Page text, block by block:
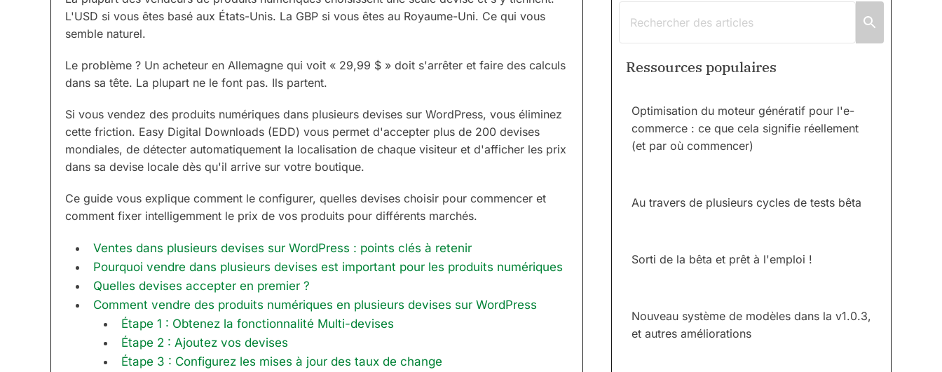
L'USD si vous êtes basé aux États-Unis. La GBP si vous êtes au Royaume-Uni. Ce qui vous
semble naturel.
Le problème ? Un acheteur en Allemagne qui voit « 29,99 $ » doit s'arrêter et faire des calculs
dans sa tête. La plupart ne le font pas. Ils partent.
Si vous vendez des produits numériques dans plusieurs devises sur WordPress, vous éliminez
cette friction. Easy Digital Downloads (EDD) vous permet d'accepter plus de 200 devises
mondiales, de détecter automatiquement la localisation de chaque visiteur et d'afficher les prix
dans sa devise locale dès qu'il arrive sur votre boutique.
Ce guide vous explique comment le configurer, quelles devises choisir pour commencer et
comment fixer intelligemment le prix de vos produits pour différents marchés.
Ventes dans plusieurs devises sur WordPress : points clés à retenir
Pourquoi vendre dans plusieurs devises est important pour les produits numériques
Quelles devises accepter en premier ?
Comment vendre des produits numériques en plusieurs devises sur WordPress
Étape 1 : Obtenez la fonctionnalité Multi-devises
Étape 2 : Ajoutez vos devises
Étape 3 : Configurez les mises à jour des taux de change
Ressources populaires
Optimisation du moteur génératif pour l'e-
commerce : ce que cela signifie réellement
(et par où commencer)
Au travers de plusieurs cycles de tests bêta
Sorti de la bêta et prêt à l'emploi !
Nouveau système de modèles dans la v1.0.3,
et autres améliorations